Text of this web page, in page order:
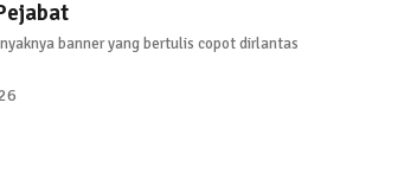
banner yang bertulis copot dirlantas